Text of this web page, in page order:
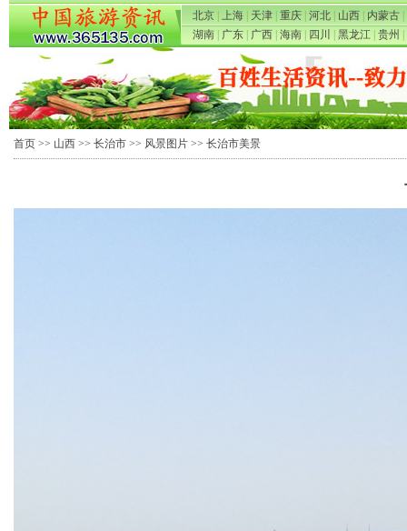
北京 上海 天津 重庆 河北 山西 内蒙古
湖南
广东 广西 海南 四川 黑龙江 贵州
首页 >> 山西 >> 长治市 >> 风景图片 >> 长治市美景